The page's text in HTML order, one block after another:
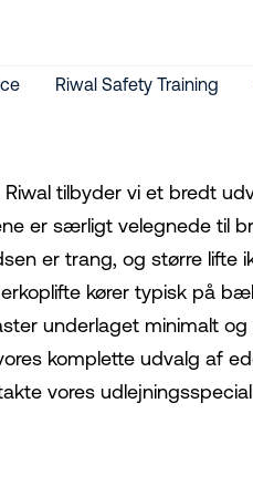
Riwal Safety Training
Riwal tilbyder vi et bredt
er særligt velegnede til
er trang, og større lifte
kører typisk på
underlaget minimalt
komplette udvalg af
vores